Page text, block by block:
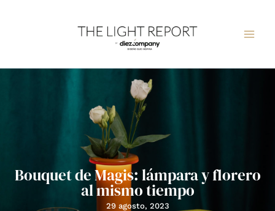
Bouquet de Magis: lámpara y florero
al mismo tiempo
29 agosto, 2023